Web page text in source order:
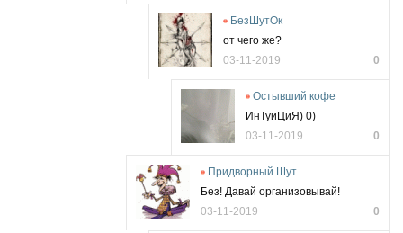
БезШутОк
от чего же?
0
03-11-2019
Остывший кофе
ИнТуиЦиЯ) 0)
0
03-11-2019
Придворный Шут
Без! Давай организовывай!
0
03-11-2019